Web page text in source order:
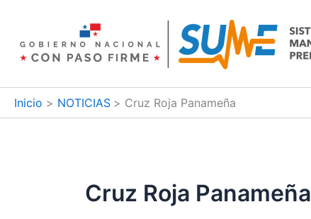
contenido
Inicio NOTICIAS Cruz Roja Panameña
Cruz Roja Panameña